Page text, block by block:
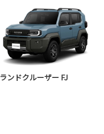
ランドクルーザー FJ